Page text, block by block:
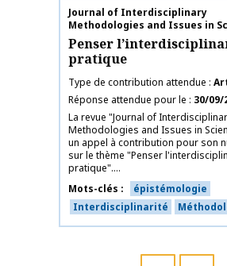
Nom de la publication
Journal of Interdisciplinary
Methodologies and Issues in
Penser
pratique
Type de contribution attendue
Réponse attendue pour le
30/09/
La revue "Journal of
Methodologies and Issues in
un appel à contribution pour son
sur le thème "Penser
pratique"....
Mots-clés
épistémologie
Interdisciplinarité